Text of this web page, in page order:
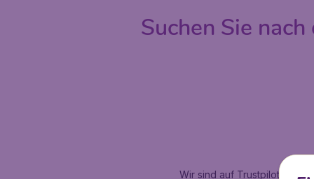
Suchen Sie
Wir sind auf Trustpilot mit 4.2